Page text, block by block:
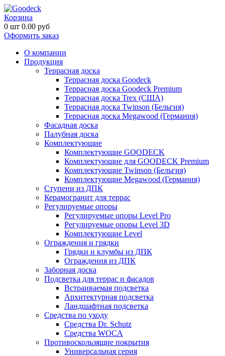
Корзина
0 шт 0.00 руб
Оформить заказ
О компании
Продукция
Террасная доска
Террасная доска Goodeck
Террасная доска Goodeck Premium
Террасная доска Trex (США)
Террасная доска Twinson (Бельгия)
Террасная доска Megawood (Германия)
Фасадная доска
Палубная доска
Комплектующие
Комплектующие GOODECK
Комплектующие для GOODECK Premium
Комплектующие Twinson (Бельгия)
Комплектующие Megawood (Германия)
Ступени из ДПК
Керамогранит для террас
Регулируемые опоры
Регулируемые опоры Level Pro
Регулируемые опоры Level 3D
Комплектующие Level
Ограждения и грядки
Грядки и клумбы из ДПК
Ограждения из ДПК
Заборная доска
Подсветка для террас и фасадов
Встраиваемая подсветка
Архитектурная подсветка
Ландшафтная подсветка
Средства по уходу
Средства Dr. Schutz
Средства WOCA
Противоскользящие покрытия
Универсальная серия